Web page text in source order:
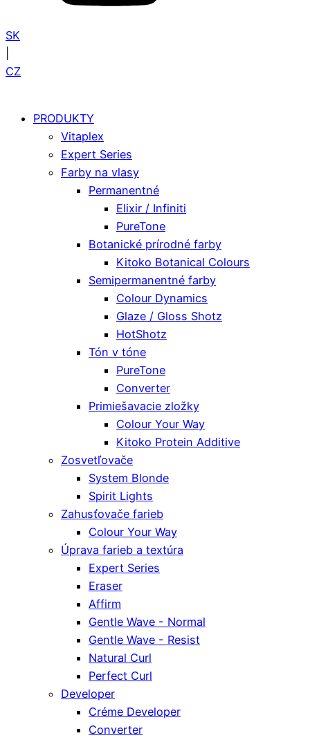
SK
CZ
PRODUKTY
Vitaplex
Expert Series
Farby na vlasy
Permanentné
Elixir / Infiniti
PureTone
Botanické prírodné farby
Kitoko Botanical Colours
Semipermanentné farby
Colour Dynamics
Glaze / Gloss Shotz
HotShotz
Tón v tóne
PureTone
Converter
Primiešavacie zložky
Colour Your Way
Kitoko Protein Additive
Zosvetľovače
System Blonde
Spirit Lights
Zahusťovače farieb
Colour Your Way
Úprava farieb a textúra
Expert Series
Eraser
Affirm
Gentle Wave - Normal
Gentle Wave - Resist
Natural Curl
Perfect Curl
Developer
Créme Developer
Converter